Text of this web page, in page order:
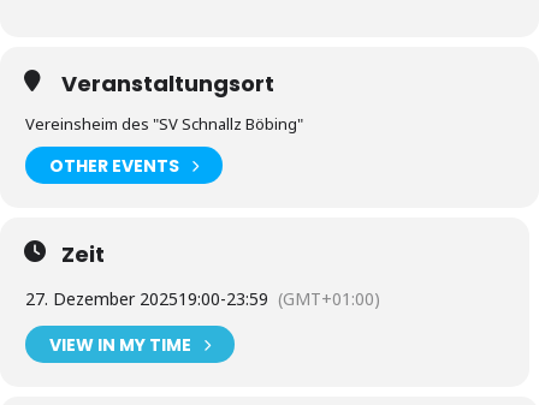
Veranstaltungsort
Vereinsheim des "SV Schnallz Böbing"
OTHER EVENTS
Zeit
27. Dezember 202519:00-23:59 (GMT+01:00)
VIEW IN MY TIME